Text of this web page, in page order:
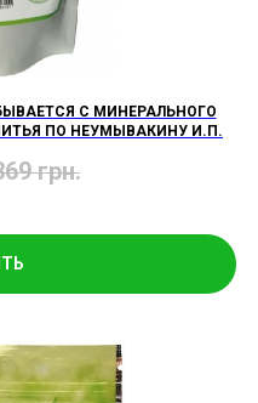
С МИНЕРАЛЬНОГО
ПО НЕУМЫВАКИНУ И.П.
грн.